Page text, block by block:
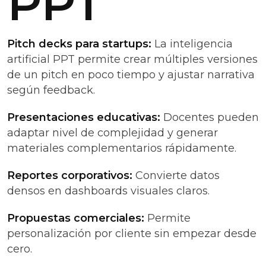
Pitch decks para startups: La inteligencia
artificial PPT permite crear múltiples versiones
de un pitch en poco tiempo y ajustar narrativa
según feedback.
Presentaciones educativas: Docentes pueden
adaptar nivel de complejidad y generar
materiales complementarios rápidamente.
Reportes corporativos: Convierte datos
densos en dashboards visuales claros.
Propuestas comerciales: Permite
personalización por cliente sin empezar desde
cero.